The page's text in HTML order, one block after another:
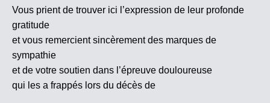
Vous prient de trouver ici l’expression de leur profonde
gratitude
et vous remercient sincèrement des marques de
sympathie
et de votre soutien dans l’épreuve douloureuse
qui les a frappés lors du décès de